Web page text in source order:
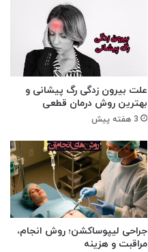
علت بیرون زدگی رگ پیشانی و
بهترین روش درمان قطعی
3 هفته پیش
جراحی لیپوساکشن؛ روش انجام،
مراقبت و هزینه